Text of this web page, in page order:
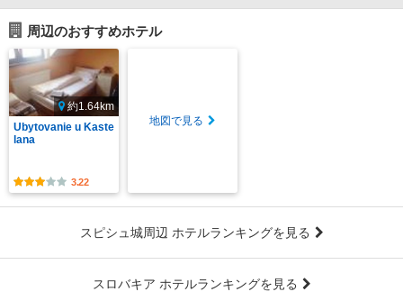
周辺のおすすめホテル
約1.64km
Ubytovanie u Kaste
lana
3.22
地図で見る
スピシュ城周辺 ホテルランキングを見る
スロバキア ホテルランキングを見る